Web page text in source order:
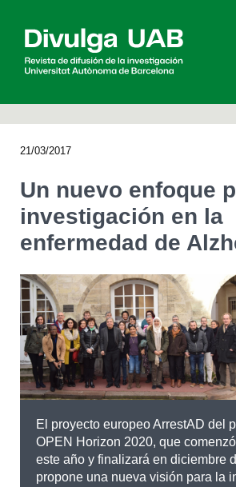
Agenda
English Català
BUSCAR
21/03/2017
Un nuevo enfoque
investigación en la
enfermedad de
El proyecto europeo ArrestAD del
OPEN Horizon 2020, que
este año y finalizará en diciembre
propone una nueva visión para la